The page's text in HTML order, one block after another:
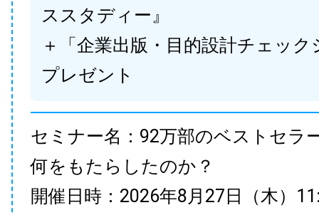
ススタディー』
＋「企業出版・目的設計チェック
プレゼント
セミナー名：92万部のベストセラ
何をもたらしたのか？
開催日時：2026年8月27日（木）